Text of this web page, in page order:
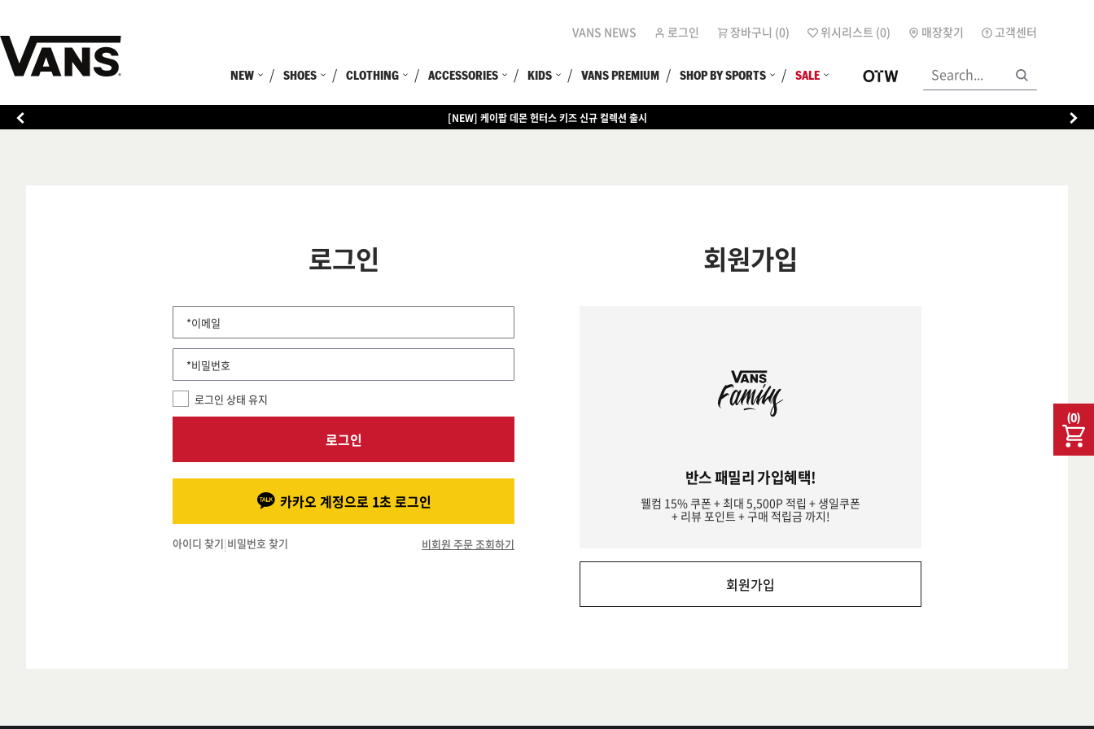
VANS NEWS 로그인 장바구니 (0) 위시리스트 (0) 매장찾기 고객센터
NEW SHOES CLOTHING ACCESSORIES KIDS VANS PREMIUM SHOP BY SPORTS SALE
(0)
[NEW] 케이팝 데몬 헌터스 키즈 신규 컬렉션 출시
로그인
*이메일
*비밀번호
로그인 상태 유지
로그인
카카오 계정으로 1초 로그인
아이디 찾기|비밀번호 찾기 비회원 주문 조회하기
회원가입
반스 패밀리 가입혜택!
웰컴 15% 쿠폰 + 최대 5,500P 적립 + 생일쿠폰
+ 리뷰 포인트 + 구매 적립금 까지!
회원가입